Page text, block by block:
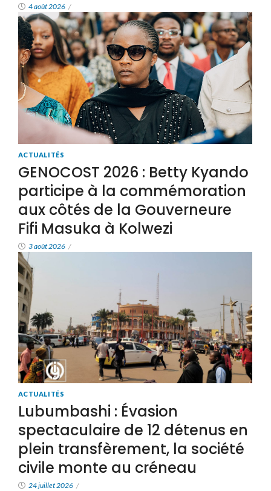
4 août 2026 /
ACTUALITÉS
GENOCOST 2026 : Betty Kyando
participe à la commémoration
aux côtés de la Gouverneure
Fifi Masuka à Kolwezi
3 août 2026 /
ACTUALITÉS
Lubumbashi : Évasion
spectaculaire de 12 détenus en
plein transfèrement, la société
civile monte au créneau
24 juillet 2026 /